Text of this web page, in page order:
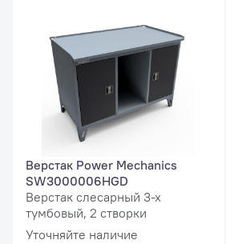
Верстак Power Mechanics
SW3000006HGD
Верстак слесарный 3-х
тумбовый, 2 створки
Уточняйте наличие